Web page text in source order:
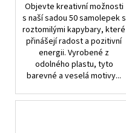
Objevte kreativní možnosti
s naší sadou 50 samolepek s
roztomilými kapybary, které
přinášejí radost a pozitivní
energii. Vyrobené z
odolného plastu, tyto
barevné a veselá motivy...